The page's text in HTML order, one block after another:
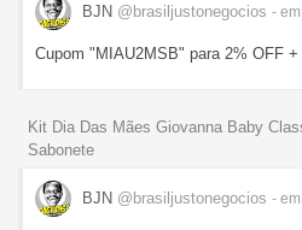
BJN @brasiljustonegocios -
Cupom "MIAU2MSB" para 2% OFF
Kit Dia Das Mães Giovanna Baby
Sabonete
BJN @brasiljustonegocios -